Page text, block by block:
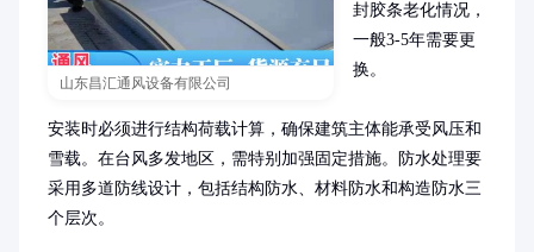
山东昌汇通风设备有限公司
封胶条老化情况，
一般3-5年需要更
换。
安装时必须进行结构荷载计算，确保建筑主体能承受风压和
雪载。在台风多发地区，需特别加强固定措施。防水处理要
采用多道防线设计，包括结构防水、材料防水和构造防水三
个层次。